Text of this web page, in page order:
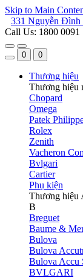
Skip to Main
331 Nguyễn Đình
Call Us: 1800 0091
0 0
Thương hiệu
Thương hiệu
Chopard
Omega
Patek
Rolex
Zenith
Vacheron
Bvlgari
Cartier
Phụ kiện
Thương hiệu
B
Breguet
Baume &
Bulova
Bulova
Bulova Accu
BVLGARI